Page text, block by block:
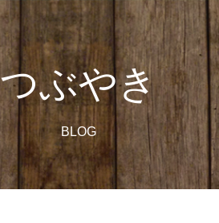
つぶやき
BLOG